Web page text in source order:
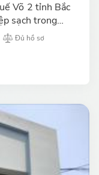
Võ 2 tỉnh Bắc
sạch trong
Đủ hồ sơ